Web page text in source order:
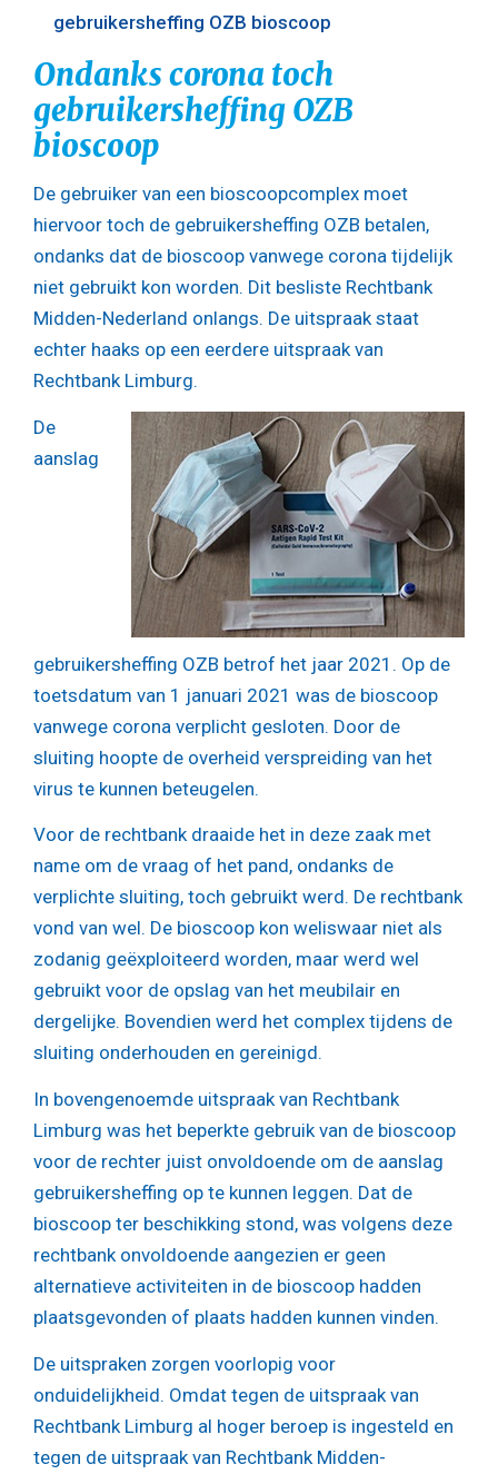
gebruikersheffing OZB bioscoop
Ondanks corona toch
gebruikersheffing OZB
bioscoop
De gebruiker van een bioscoopcomplex moet
hiervoor toch de gebruikersheffing OZB betalen,
ondanks dat de bioscoop vanwege corona tijdelijk
niet gebruikt kon worden. Dit besliste Rechtbank
Midden-Nederland onlangs. De uitspraak staat
echter haaks op een eerdere uitspraak van
Rechtbank Limburg.
De
aanslag
gebruikersheffing OZB betrof het jaar 2021. Op de
toetsdatum van 1 januari 2021 was de bioscoop
vanwege corona verplicht gesloten. Door de
sluiting hoopte de overheid verspreiding van het
virus te kunnen beteugelen.
Voor de rechtbank draaide het in deze zaak met
name om de vraag of het pand, ondanks de
verplichte sluiting, toch gebruikt werd. De rechtbank
vond van wel. De bioscoop kon weliswaar niet als
zodanig geëxploiteerd worden, maar werd wel
gebruikt voor de opslag van het meubilair en
dergelijke. Bovendien werd het complex tijdens de
sluiting onderhouden en gereinigd.
In bovengenoemde uitspraak van Rechtbank
Limburg was het beperkte gebruik van de bioscoop
voor de rechter juist onvoldoende om de aanslag
gebruikersheffing op te kunnen leggen. Dat de
bioscoop ter beschikking stond, was volgens deze
rechtbank onvoldoende aangezien er geen
alternatieve activiteiten in de bioscoop hadden
plaatsgevonden of plaats hadden kunnen vinden.
De uitspraken zorgen voorlopig voor
onduidelijkheid. Omdat tegen de uitspraak van
Rechtbank Limburg al hoger beroep is ingesteld en
tegen de uitspraak van Rechtbank Midden-